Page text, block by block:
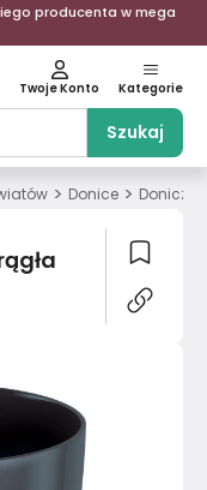
producenta w mega
Szukaj
Twoje Konto Kategorie
> Donice >